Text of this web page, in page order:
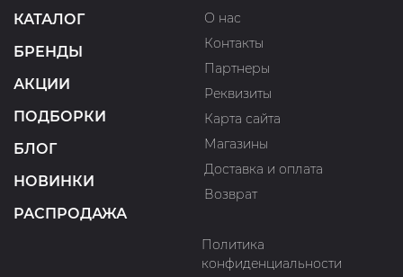
КАТАЛОГ
БРЕНДЫ
АКЦИИ
ПОДБОРКИ
БЛОГ
НОВИНКИ
РАСПРОДАЖА
О нас
Контакты
Партнеры
Реквизиты
Карта сайта
Магазины
Доставка и оплата
Возврат
Политика
конфиденциальности